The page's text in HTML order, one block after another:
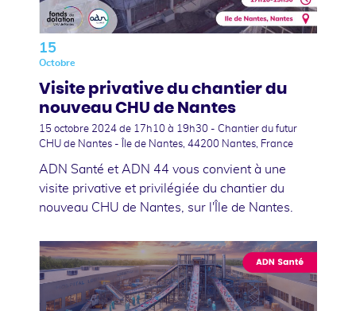
15
Octobre
Visite privative du chantier du
nouveau CHU de Nantes
15 octobre 2024 de 17h10 à 19h30 - Chantier du futur
CHU de Nantes - Île de Nantes, 44200 Nantes, France
ADN Santé et ADN 44 vous convient à une
visite privative et privilégiée du chantier du
nouveau CHU de Nantes, sur l'Île de Nantes.